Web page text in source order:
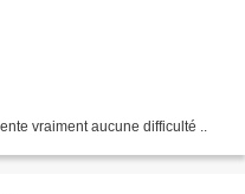
vraiment aucune difficulté ..